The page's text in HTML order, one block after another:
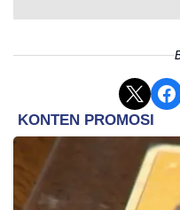
Menurut aturan FIFA
dasar komplain
bisa bermain
keluar dari skuad
lima hari usai jeda